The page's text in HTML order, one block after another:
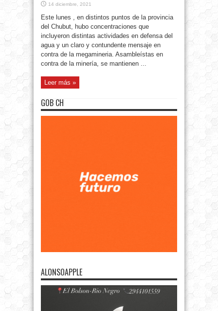
14 diciembre, 2021
Este lunes , en distintos puntos de la provincia
del Chubut, hubo concentraciones que
incluyeron distintas actividades en defensa del
agua y un claro y contundente mensaje en
contra de la megamineria. Asambleístas en
contra de la minería, se mantienen ...
Leer más »
GOB CH
ALONSOAPPLE